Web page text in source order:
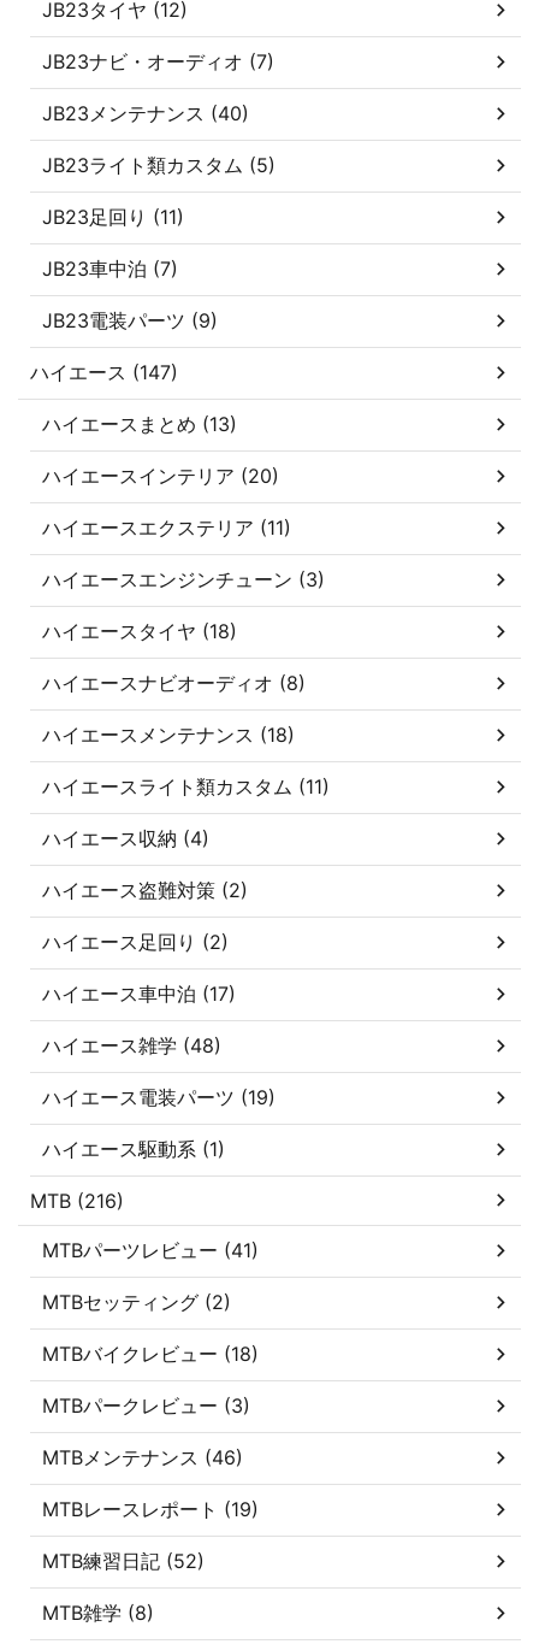
JB23タイヤ (12)
JB23ナビ・オーディオ (7)
JB23メンテナンス (40)
JB23ライト類カスタム (5)
JB23足回り (11)
JB23車中泊 (7)
JB23電装パーツ (9)
ハイエース (147)
ハイエースまとめ (13)
ハイエースインテリア (20)
ハイエースエクステリア (11)
ハイエースエンジンチューン (3)
ハイエースタイヤ (18)
ハイエースナビオーディオ (8)
ハイエースメンテナンス (18)
ハイエースライト類カスタム (11)
ハイエース収納 (4)
ハイエース盗難対策 (2)
ハイエース足回り (2)
ハイエース車中泊 (17)
ハイエース雑学 (48)
ハイエース電装パーツ (19)
ハイエース駆動系 (1)
MTB (216)
MTBパーツレビュー (41)
MTBセッティング (2)
MTBバイクレビュー (18)
MTBパークレビュー (3)
MTBメンテナンス (46)
MTBレースレポート (19)
MTB練習日記 (52)
MTB雑学 (8)